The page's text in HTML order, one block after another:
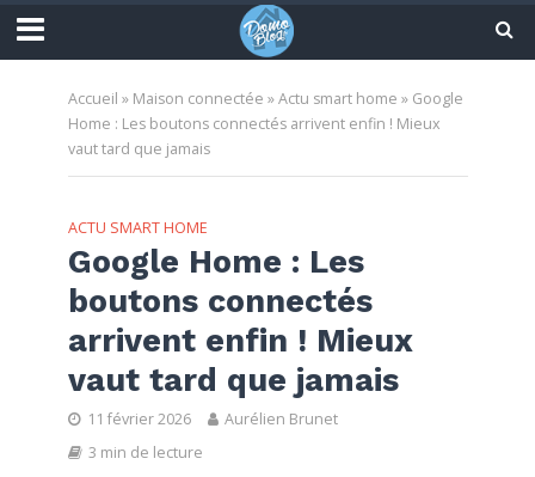
Accueil » Maison connectée »Actu smart home » Google
Home : Les boutons connectés arrivent enfin ! Mieux
vaut tard que jamais
ACTU SMART HOME
Google Home : Les
boutons connectés
arrivent enfin ! Mieux
vaut tard que jamais
11 février 2026
Aurélien Brunet
3 min de lecture